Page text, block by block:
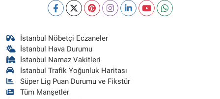
İstanbul Nöbetçi Eczaneler
İstanbul Hava Durumu
İstanbul Namaz Vakitleri
İstanbul Trafik Yoğunluk Haritası
Süper Lig Puan Durumu ve Fikstür
Tüm Manşetler